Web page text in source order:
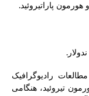
رادیوگرافیک
تیروئید، هنگامی